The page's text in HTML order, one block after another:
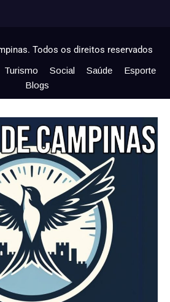
Todos os direitos reservados
Turismo Social Saúde
Esporte
Blogs